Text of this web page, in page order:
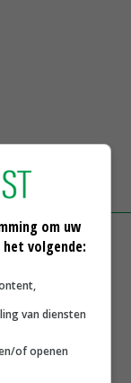
daalt
om uw
volgende:
van diensten
of openen